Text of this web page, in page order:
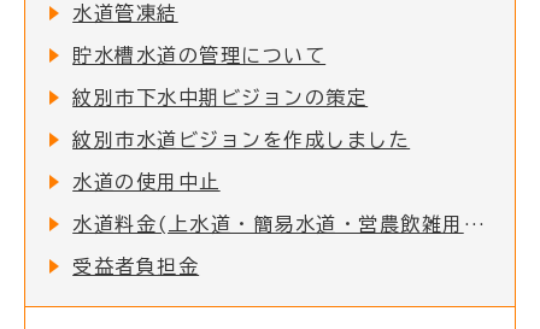
水道管凍結
貯水槽水道の管理について
紋別市下水中期ビジョンの策定
紋別市水道ビジョンを作成しました
水道の使用中止
水道料金(上水道・簡易水道・営農飲雑用水道)・下水道使用料の消費税率改定に関する経過措置のお知らせ
受益者負担金